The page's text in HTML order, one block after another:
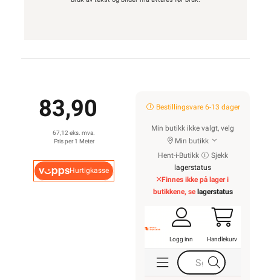
83,90
67,12 eks. mva.
Pris per 1 Meter
Hurtigkasse
Bestillingsvare 6-13 dager
Min butikk ikke valgt, velg
Min butikk
Hent-i-Butikk
Sjekk
lagerstatus
Finnes ikke på lager i
butikkene, se lagerstatus
Logg inn Handlekurv